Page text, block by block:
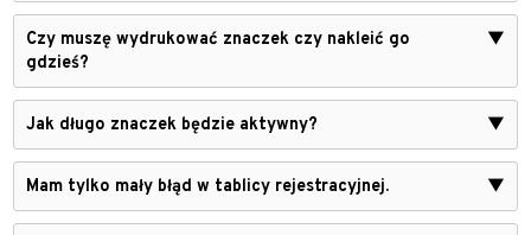
Czy muszę wydrukować znaczek czy nakleić go
gdzieś?
▼
Jak długo znaczek będzie aktywny? ▼
Mam tylko mały błąd w tablicy rejestracyjnej. ▼